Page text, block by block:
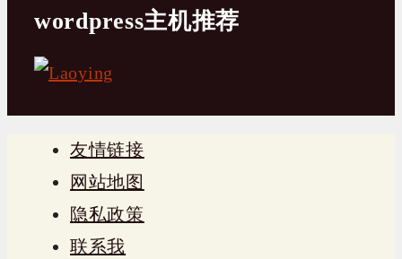
wordpress主机推荐
友情链接
网站地图
隐私政策
联系我